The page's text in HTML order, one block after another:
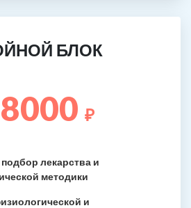
БЛОК
8000 ₽
лекарства и
методики
и